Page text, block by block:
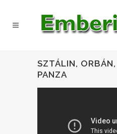
SZTÁLIN,
PANZA